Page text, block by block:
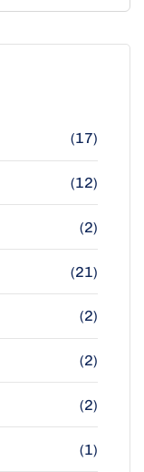
(17)
(12)
(2)
(21)
(2)
(2)
(2)
(1)